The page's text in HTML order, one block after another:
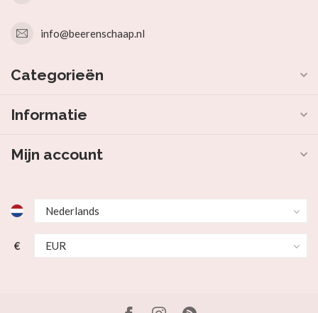
info@beerenschaap.nl
Categorieën
Informatie
Mijn account
€